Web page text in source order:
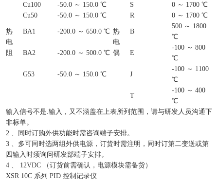
热
电
阻
热
电
偶
Cu100
-50.0 ～ 150.0 ℃ S
0 ～ 1700 ℃
Cu50
-50.0 ～ 150.0 ℃ R 0 ～ 1700 ℃
BA1 -200.0 ～ 650.0 ℃ B
500 ～ 1800
℃
BA2 -200.0 ～ 500.0 ℃ E
-100 ～ 800
℃
G53 -50.0 ～ 150.0 ℃ J
-100 ～ 1100
℃
T
-100 ～ 400
℃
输入信号不是.输入，又不涵盖在上表所列范围，请与研发人员沟通下
非标单。
2 、同时订购外供功能时需咨询端子安排。
3 、多可同时选两组外供电源，订货时需注明，同时订第二变送或第
四输入时须询问研发部端子安排。
4 、 12VDC （订货前需确认，电源模块需备货）
XSR 10C 系列 PID 控制记录仪